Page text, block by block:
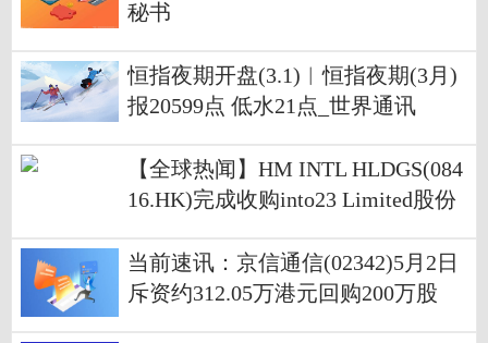
秘书
恒指夜期开盘(3.1)︱恒指夜期(3月)
报20599点 低水21点_世界通讯
【全球热闻】HM INTL HLDGS(084
16.HK)完成收购into23 Limited股份
当前速讯：京信通信(02342)5月2日
斥资约312.05万港元回购200万股